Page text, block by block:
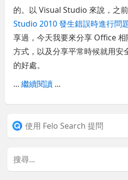
的。以 Visual Studio 來說，之
Studio 2010 發生錯誤時進行問
享過，今天我要來分享 Office
方式，以及分享平常時候就用安
的好處。
...繼續閱讀 ...